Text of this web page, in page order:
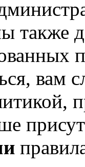
также
вам